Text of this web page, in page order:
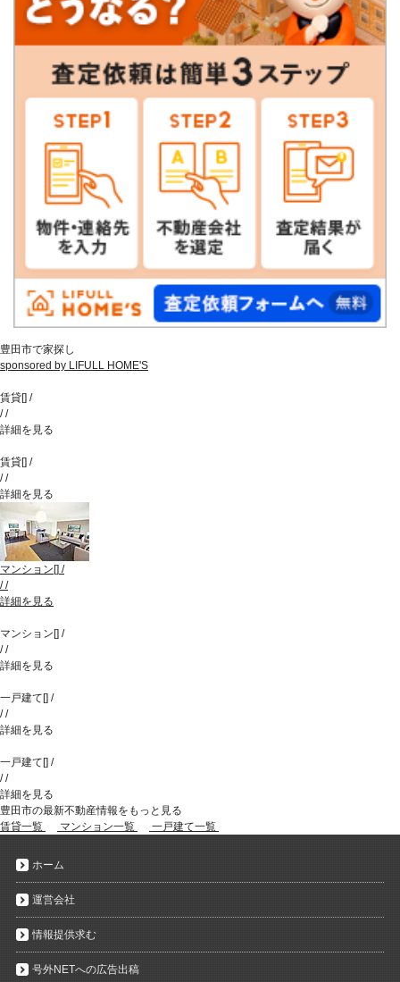
豊田市で家探し
sponsored by LIFULL HOME'S
賃貸[] /
//
詳細を見る
賃貸[] /
//
詳細を見る
マンション[] /
//
詳細を見る
マンション[] /
//
詳細を見る
一戸建て[] /
//
詳細を見る
一戸建て[] /
//
詳細を見る
豊田市の最新不動産情報をもっと見る
賃貸一覧
マンション一覧 一戸建て一覧
ホーム
運営会社
情報提供求む
号外NETへの広告出稿